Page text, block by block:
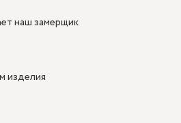
наш замерщик
изделия